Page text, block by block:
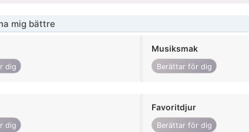
mig bättre
dig
Musiksmak
Berättar för dig
dig
Favoritdjur
Berättar för dig